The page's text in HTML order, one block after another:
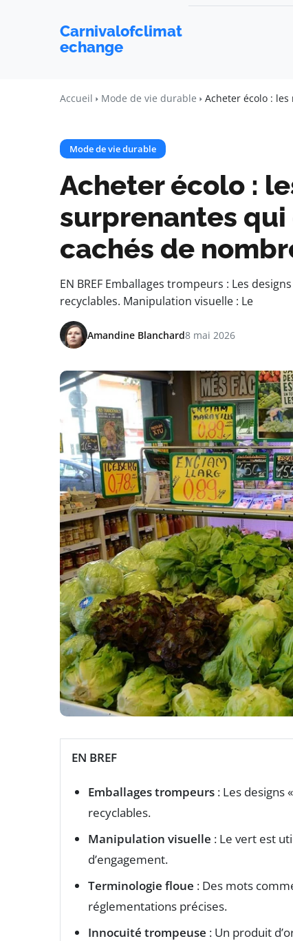
Carnivalofclimat
echange
Accueil Mode de vie durable Acheter écolo :
Mode de vie durable
Acheter écolo :
surprenantes
cachés de
EN BREF Emballages trompeurs : Les
recyclables. Manipulation visuelle : Le
Amandine Blanchard8 mai 2026
EN BREF
Emballages trompeurs : Les designs
recyclables.
Manipulation visuelle : Le vert est
d’engagement.
Terminologie floue : Des mots
réglementations précises.
Innocuité trompeuse : Un produit